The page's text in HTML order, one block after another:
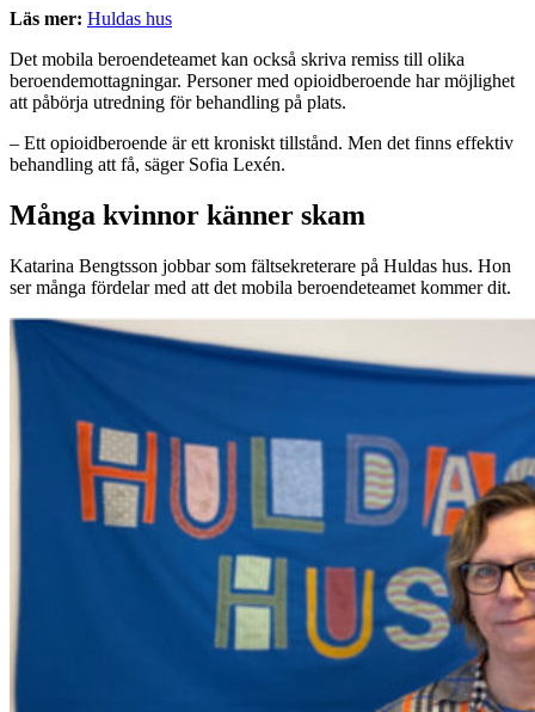
Läs mer: Huldas hus
Det mobila beroendeteamet kan också skriva remiss till olika
beroendemottagningar. Personer med opioidberoende har möjlighet
att påbörja utredning för behandling på plats.
– Ett opioidberoende är ett kroniskt tillstånd. Men det finns effektiv
behandling att få, säger Sofia Lexén.
Många kvinnor känner skam
Katarina Bengtsson jobbar som fältsekreterare på Huldas hus. Hon
ser många fördelar med att det mobila beroendeteamet kommer dit.